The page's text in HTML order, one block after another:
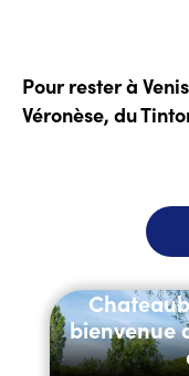
Pour rester à
Véronèse, du
bienvenue